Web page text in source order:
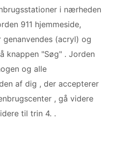
i nærheden
911 hjemmeside,
(acryl) og
knappen "Søg" . Jorden
og alle
af ​​dig , der accepterer
, gå videre
til trin 4. .